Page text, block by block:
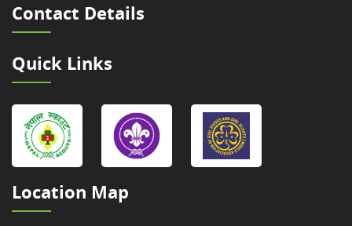
Contact Details
Quick Links
Location Map